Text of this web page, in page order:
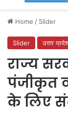
Home / Slider
Slider उत्तर
राज्य
पंजीकृत
के लिए